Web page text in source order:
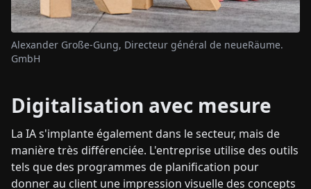
Alexander Große-Gung, Directeur général de neueRäume.
GmbH
Digitalisation avec mesure
La IA s'implante également dans le secteur, mais de
manière très différenciée. L'entreprise utilise des outils
tels que des programmes de planification pour
donner au client une impression visuelle des concepts